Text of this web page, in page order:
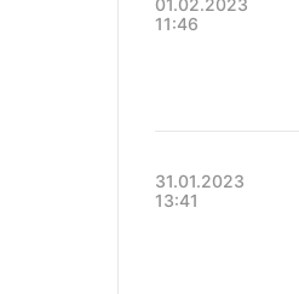
01.02.2023
11:46
31.01.2023
13:41